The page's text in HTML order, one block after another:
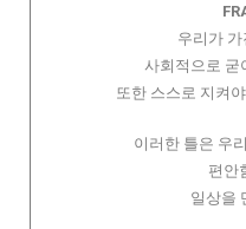
우리가
사회적으로 굳
또한 스스로 지켜
이러한 틀은 우
편안
일상을